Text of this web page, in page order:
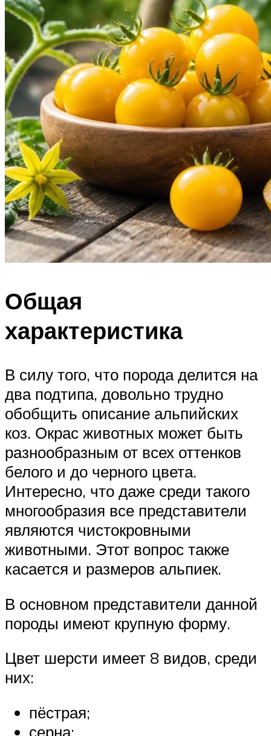
Общая
характеристика
В силу того, что порода делится на
два подтипа, довольно трудно
обобщить описание альпийских
коз. Окрас животных может быть
разнообразным от всех оттенков
белого и до черного цвета.
Интересно, что даже среди такого
многообразия все представители
являются чистокровными
животными. Этот вопрос также
касается и размеров альпиек.
В основном представители данной
породы имеют крупную форму.
Цвет шерсти имеет 8 видов, среди
них:
пёстрая;
серна;